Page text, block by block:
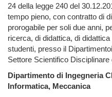
24 della legge 240 del
tempo pieno, con contratto di
prorogabile per soli due anni,
ricerca, di didattica, di
studenti, presso il
Settore Scientifico Disciplinare
Dipartimento di Ingegneria
Informatica, Meccanica